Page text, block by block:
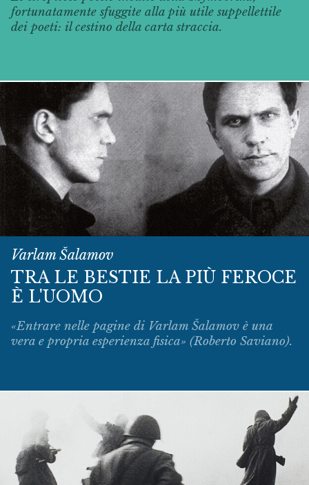
fortunatamente sfuggite alla più utile suppellettile
dei poeti: il cestino della carta straccia.
Varlam Šalamov
TRA LE BESTIE LA PIÙ FEROCE
È L'UOMO
«Entrare nelle pagine di Varlam Šalamov è una
vera e propria esperienza fisica» (Roberto Saviano).